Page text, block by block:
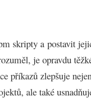
skripty a postavit
je opravdu
příkazů zlepšuje
ale také